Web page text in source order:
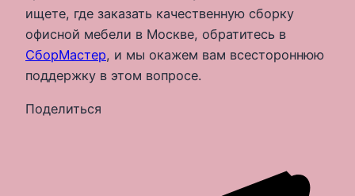
ищете, где заказать качественную сборку
офисной мебели в Москве, обратитесь в
СборМастер, и мы окажем вам всестороннюю
поддержку в этом вопросе.
Поделиться